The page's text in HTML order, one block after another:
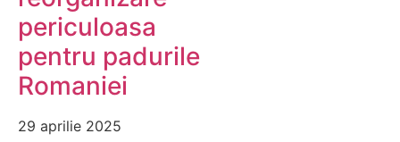
periculoasa
pentru padurile
Romaniei
29 aprilie 2025